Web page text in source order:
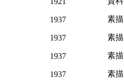
1937 素描
1937 素描
1937 素描
1937 素描